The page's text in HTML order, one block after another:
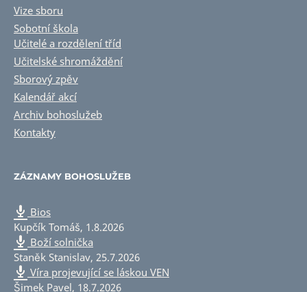
Vize sboru
Sobotní škola
Učitelé a rozdělení tříd
Učitelské shromáždění
Sborový zpěv
Kalendář akcí
Archiv bohoslužeb
Kontakty
ZÁZNAMY BOHOSLUŽEB
Bios
Kupčík Tomáš, 1.8.2026
Boží solnička
Staněk Stanislav, 25.7.2026
Víra projevující se láskou VEN
Šimek Pavel, 18.7.2026